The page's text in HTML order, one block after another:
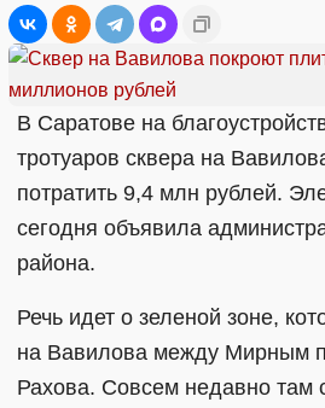
В Саратове на
тротуаров сквера на
потратить 9,4 млн рублей.
сегодня объявила
района.
Речь идет о зеленой зоне,
на Вавилова между Мирным
Рахова. Совсем недавно там